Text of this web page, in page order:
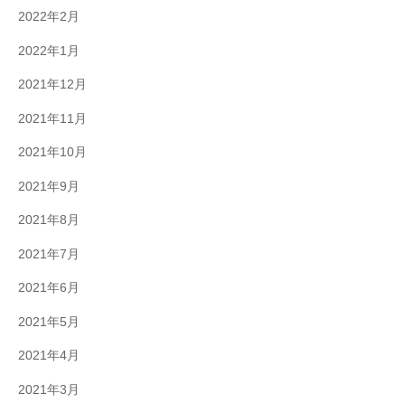
2022年2月
2022年1月
2021年12月
2021年11月
2021年10月
2021年9月
2021年8月
2021年7月
2021年6月
2021年5月
2021年4月
2021年3月